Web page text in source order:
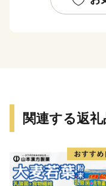
関連する返